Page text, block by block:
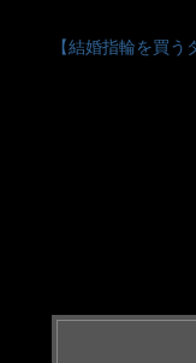
【結婚指輪を買う